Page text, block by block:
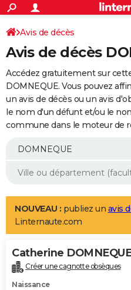
ACTUALITÉS
Politique
Société
Faits Divers
Education
Monde
Villes
+
SPORT
Coupe du monde 2026
Football
Tennis
Cyclisme
Rugby
Forum
Programme TV
TNT
Streaming
Cinéma
Sorties cinéma
Musique
+
FINANCE
Impôts
Immobilier
Risques naturels par ville
Banque
Assurance
Crédit
AUTO
Essais
Réserver un essai
Citadines
Berlines
SUV
Forum auto
+
Mobiles
Meilleur smartphone
Internet
Ordinateurs
Jeux vidéo
Guide high-tech
Aménagement intérieur
LIFESTYLE
Art de vivre
Bien-être
Loisirs
Mode
Modes de vie
Alimentation
Guide de la santé
Maladies
Médicaments
Sommeil
VOYAGE
Destinations
City break
Voyage nature
Voyage de noces
Forum
Climat
+PHOTO
Avis de décès
Avis de décès
Accédez gratuitement sur
DOMNEQUE. Vous pouvez
un avis de décès ou un avis
le nom d'un défunt et/ou le
commune dans le moteur de
NOUVEAU : publiez un avis
Linternaute.com
Catherine
Créer une cagnotte obsèques
Naissance